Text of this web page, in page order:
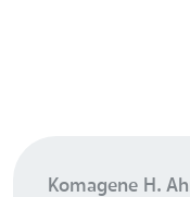
Komagene H.